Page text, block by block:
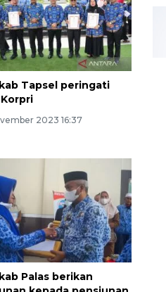
Tapsel peringati
2023 16:37
Palas berikan